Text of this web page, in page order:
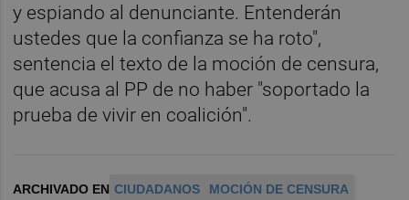
y espiando al denunciante. Entenderán
ustedes que la confianza se ha roto",
sentencia el texto de la moción de censura,
que acusa al PP de no haber "soportado la
prueba de vivir en coalición".
ARCHIVADO EN CIUDADANOS
MOCIÓN DE CENSURA